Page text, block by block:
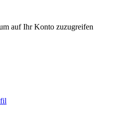
auf Ihr Konto zuzugreifen